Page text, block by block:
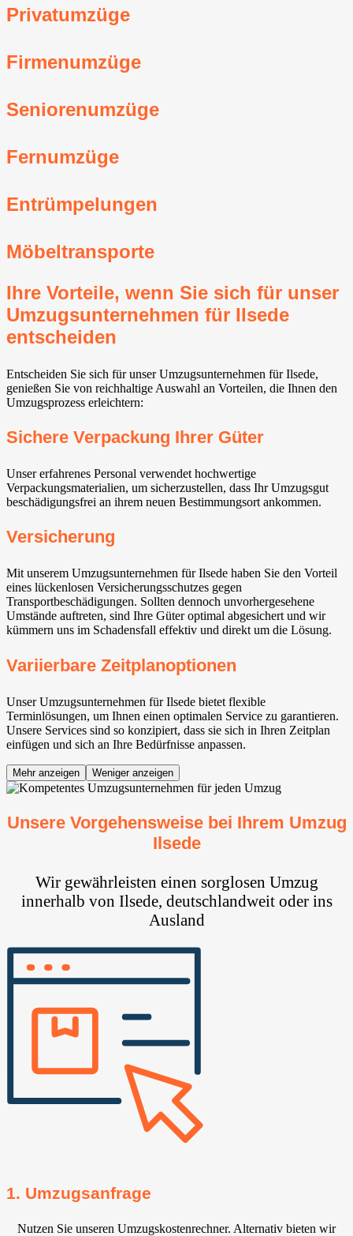
Privatumzüge
Firmenumzüge
Seniorenumzüge
Fernumzüge
Entrümpelungen
Möbeltransporte
Ihre Vorteile, wenn Sie sich für unser
Umzugsunternehmen für Ilsede⁠
entscheiden
Entscheiden Sie sich für unser Umzugsunternehmen für Ilsede⁠,
genießen Sie von reichhaltige Auswahl an Vorteilen, die Ihnen den
Umzugsprozess erleichtern:
Sichere Verpackung Ihrer Güter
Unser erfahrenes Personal verwendet hochwertige
Verpackungsmaterialien, um sicherzustellen, dass Ihr Umzugsgut
beschädigungsfrei an ihrem neuen Bestimmungsort ankommen.
Versicherung
Mit unserem Umzugsunternehmen für Ilsede⁠ haben Sie den Vorteil
eines lückenlosen Versicherungsschutzes gegen
Transportbeschädigungen. Sollten dennoch unvorhergesehene
Umstände auftreten, sind Ihre Güter optimal abgesichert und wir
kümmern uns im Schadensfall effektiv und direkt um die Lösung.
Variierbare Zeitplanoptionen
Unser Umzugsunternehmen für Ilsede⁠ bietet flexible
Terminlösungen, um Ihnen einen optimalen Service zu garantieren.
Unsere Services sind so konzipiert, dass sie sich in Ihren Zeitplan
einfügen und sich an Ihre Bedürfnisse anpassen.
Mehr anzeigen Weniger anzeigen
Unsere Vorgehensweise bei Ihrem Umzug
Ilsede⁠
Wir gewährleisten einen sorglosen Umzug
innerhalb von Ilsede⁠, deutschlandweit oder ins
Ausland
1. Umzugsanfrage
Nutzen Sie unseren Umzugskostenrechner. Alternativ bieten wir